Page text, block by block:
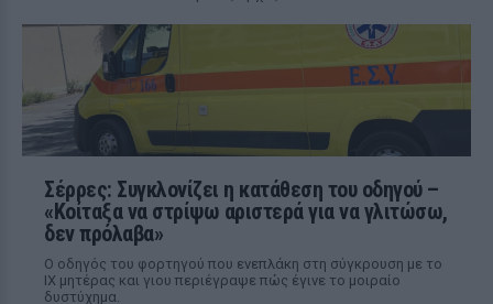
Σέρρες: Συγκλονίζει η κατάθεση του οδηγού –
«Κοίταξα να στρίψω αριστερά για να γλιτώσω,
δεν πρόλαβα»
Ο οδηγός του φορτηγού που ενεπλάκη στη σύγκρουση με το
ΙΧ μητέρας και γιου περιέγραψε πώς έγινε το μοιραίο
δυστύχημα.